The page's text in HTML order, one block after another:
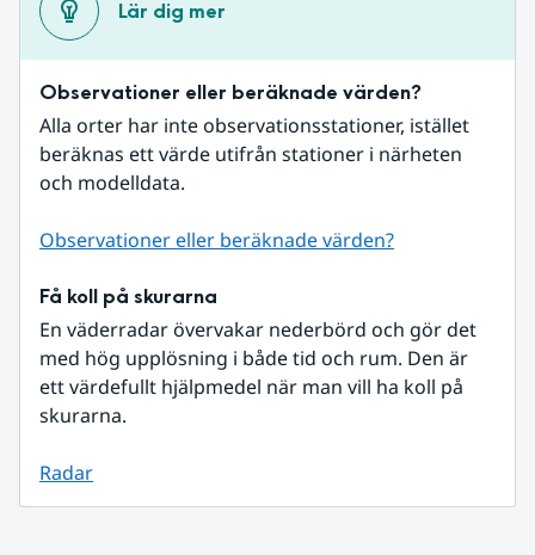
Lär dig mer
Observationer eller beräknade värden?
Alla orter har inte observationsstationer, istället
beräknas ett värde utifrån stationer i närheten
och modelldata.
Observationer eller beräknade värden?
Få koll på skurarna
En väderradar övervakar nederbörd och gör det
med hög upplösning i både tid och rum. Den är
ett värdefullt hjälpmedel när man vill ha koll på
skurarna.
Radar